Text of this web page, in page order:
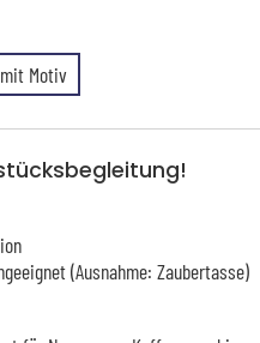
Motiv
(Ausnahme: Zaubertasse)